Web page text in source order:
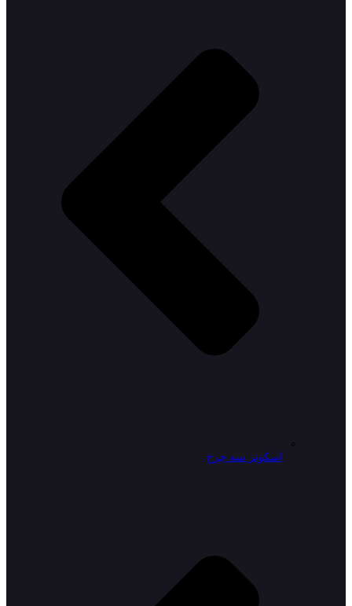
اسکوتر سه چرخ